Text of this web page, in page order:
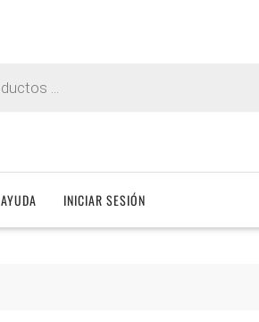
AYUDA INICIAR SESIÓN